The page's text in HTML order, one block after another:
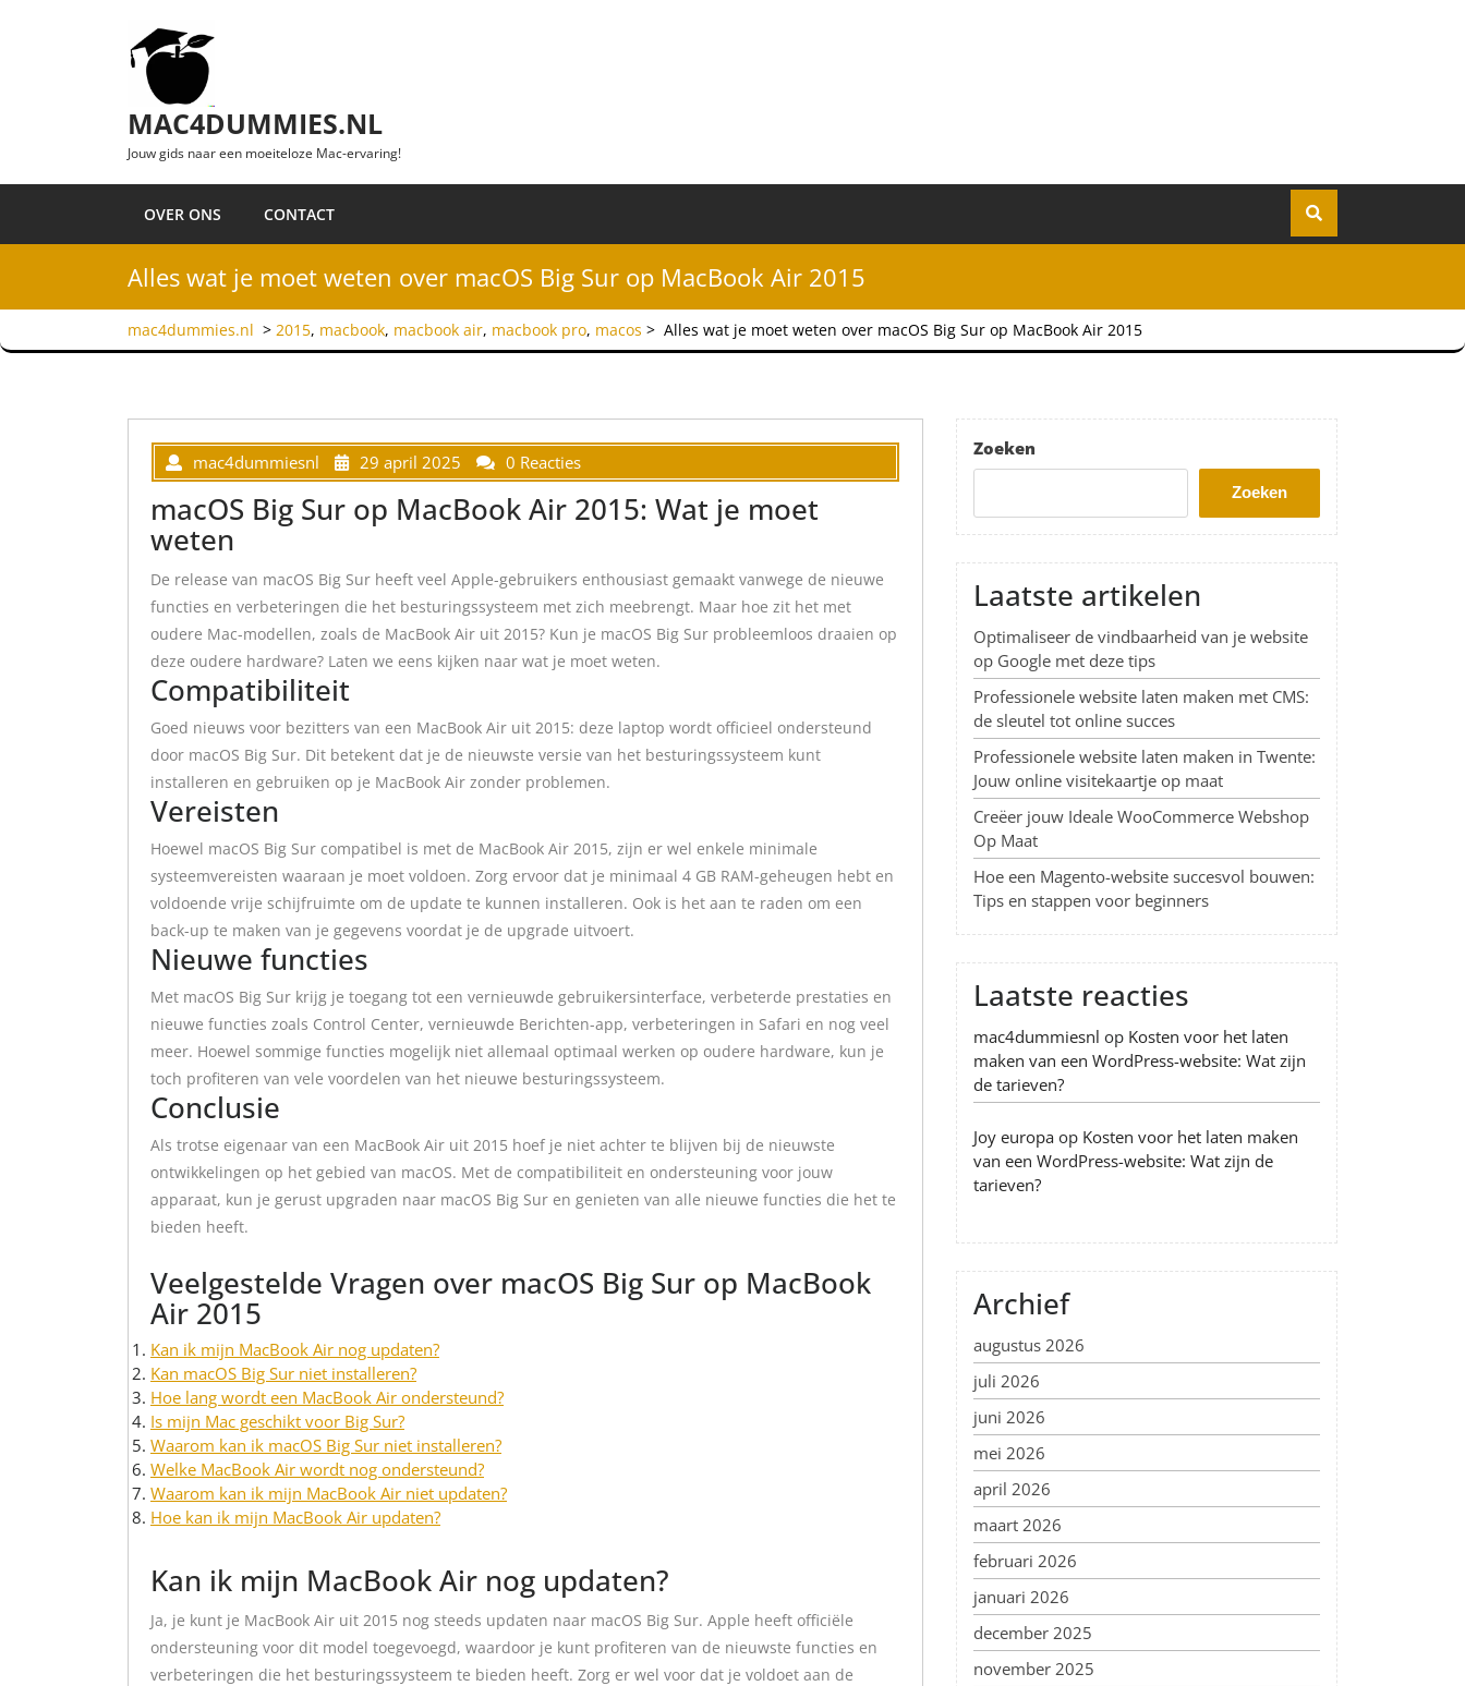
MAC4DUMMIES.NL
Jouw gids naar een moeiteloze Mac-ervaring!
OVER ONS CONTACT
Alles wat je moet weten over macOS Big Sur op MacBook Air 2015
mac4dummies.nl > 2015, macbook, macbook air, macbook pro, macos > Alles wat je moet weten over macOS Big Sur op MacBook Air 2015
mac4dummiesnl 29 april 2025 0 Reacties
macOS Big Sur op MacBook Air 2015: Wat je moet
weten
De release van macOS Big Sur heeft veel Apple-gebruikers enthousiast gemaakt vanwege de nieuwe
functies en verbeteringen die het besturingssysteem met zich meebrengt. Maar hoe zit het met
oudere Mac-modellen, zoals de MacBook Air uit 2015? Kun je macOS Big Sur probleemloos draaien op
deze oudere hardware? Laten we eens kijken naar wat je moet weten.
Compatibiliteit
Goed nieuws voor bezitters van een MacBook Air uit 2015: deze laptop wordt officieel ondersteund
door macOS Big Sur. Dit betekent dat je de nieuwste versie van het besturingssysteem kunt
installeren en gebruiken op je MacBook Air zonder problemen.
Vereisten
Hoewel macOS Big Sur compatibel is met de MacBook Air 2015, zijn er wel enkele minimale
systeemvereisten waaraan je moet voldoen. Zorg ervoor dat je minimaal 4 GB RAM-geheugen hebt en
voldoende vrije schijfruimte om de update te kunnen installeren. Ook is het aan te raden om een
back-up te maken van je gegevens voordat je de upgrade uitvoert.
Nieuwe functies
Met macOS Big Sur krijg je toegang tot een vernieuwde gebruikersinterface, verbeterde prestaties en
nieuwe functies zoals Control Center, vernieuwde Berichten-app, verbeteringen in Safari en nog veel
meer. Hoewel sommige functies mogelijk niet allemaal optimaal werken op oudere hardware, kun je
toch profiteren van vele voordelen van het nieuwe besturingssysteem.
Conclusie
Als trotse eigenaar van een MacBook Air uit 2015 hoef je niet achter te blijven bij de nieuwste
ontwikkelingen op het gebied van macOS. Met de compatibiliteit en ondersteuning voor jouw
apparaat, kun je gerust upgraden naar macOS Big Sur en genieten van alle nieuwe functies die het te
bieden heeft.
Veelgestelde Vragen over macOS Big Sur op MacBook
Air 2015
Kan ik mijn MacBook Air nog updaten?
Kan macOS Big Sur niet installeren?
Hoe lang wordt een MacBook Air ondersteund?
Is mijn Mac geschikt voor Big Sur?
Waarom kan ik macOS Big Sur niet installeren?
Welke MacBook Air wordt nog ondersteund?
Waarom kan ik mijn MacBook Air niet updaten?
Hoe kan ik mijn MacBook Air updaten?
Kan ik mijn MacBook Air nog updaten?
Ja, je kunt je MacBook Air uit 2015 nog steeds updaten naar macOS Big Sur. Apple heeft officiële
ondersteuning voor dit model toegevoegd, waardoor je kunt profiteren van de nieuwste functies en
verbeteringen die het besturingssysteem te bieden heeft. Zorg er wel voor dat je voldoet aan de
Zoeken
Zoeken
Laatste artikelen
Optimaliseer de vindbaarheid van je website
op Google met deze tips
Professionele website laten maken met CMS:
de sleutel tot online succes
Professionele website laten maken in Twente:
Jouw online visitekaartje op maat
Creëer jouw Ideale WooCommerce Webshop
Op Maat
Hoe een Magento-website succesvol bouwen:
Tips en stappen voor beginners
Laatste reacties
mac4dummiesnl op Kosten voor het laten
maken van een WordPress-website: Wat zijn
de tarieven?
Joy europa op Kosten voor het laten maken
van een WordPress-website: Wat zijn de
tarieven?
Archief
augustus 2026
juli 2026
juni 2026
mei 2026
april 2026
maart 2026
februari 2026
januari 2026
december 2025
november 2025